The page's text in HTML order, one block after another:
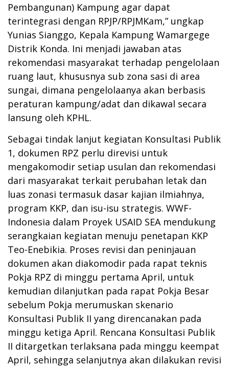
Pembangunan) Kampung agar dapat
terintegrasi dengan RPJP/RPJMKam,” ungkap
Yunias Sianggo, Kepala Kampung Wamargege
Distrik Konda. Ini menjadi jawaban atas
rekomendasi masyarakat terhadap pengelolaan
ruang laut, khususnya sub zona sasi di area
sungai, dimana pengelolaanya akan berbasis
peraturan kampung/adat dan dikawal secara
lansung oleh KPHL.
Sebagai tindak lanjut kegiatan Konsultasi Publik
1, dokumen RPZ perlu direvisi untuk
mengakomodir setiap usulan dan rekomendasi
dari masyarakat terkait perubahan letak dan
luas zonasi termasuk dasar kajian ilmiahnya,
program KKP, dan isu-isu strategis. WWF-
Indonesia dalam Proyek USAID SEA mendukung
serangkaian kegiatan menuju penetapan KKP
Teo-Enebikia. Proses revisi dan peninjauan
dokumen akan diakomodir pada rapat teknis
Pokja RPZ di minggu pertama April, untuk
kemudian dilanjutkan pada rapat Pokja Besar
sebelum Pokja merumuskan skenario
Konsultasi Publik II yang direncanakan pada
minggu ketiga April. Rencana Konsultasi Publik
II ditargetkan terlaksana pada minggu keempat
April, sehingga selanjutnya akan dilakukan revisi